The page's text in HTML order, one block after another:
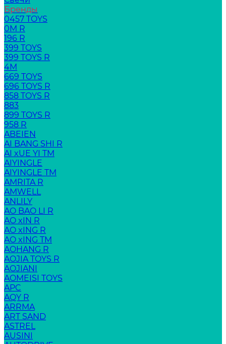
Бренды
0457 TOYS
0M R
196 R
399 TOYS
399 TOYS R
4M
669 TOYS
696 TOYS R
858 TOYS R
883
899 TOYS R
958 R
ABEIEN
AI BANG SHI R
AI xUE YI TM
AIYINGLE
AIYINGLE TM
AMRITA R
AMWELL
ANLILY
AO BAO LI R
AO xIN R
AO xING R
AO xING TM
AOHANG R
AOJIA TOYS R
AOJIANI
AOMEISI TOYS
APC
AQY R
ARRMA
ART SAND
ASTREL
AUSINI